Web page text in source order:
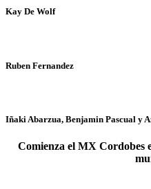
Kay De Wolf
Ruben Fernandez
Iñaki Abarzua, Benjamin Pascual y
Comienza el MX Cordobes